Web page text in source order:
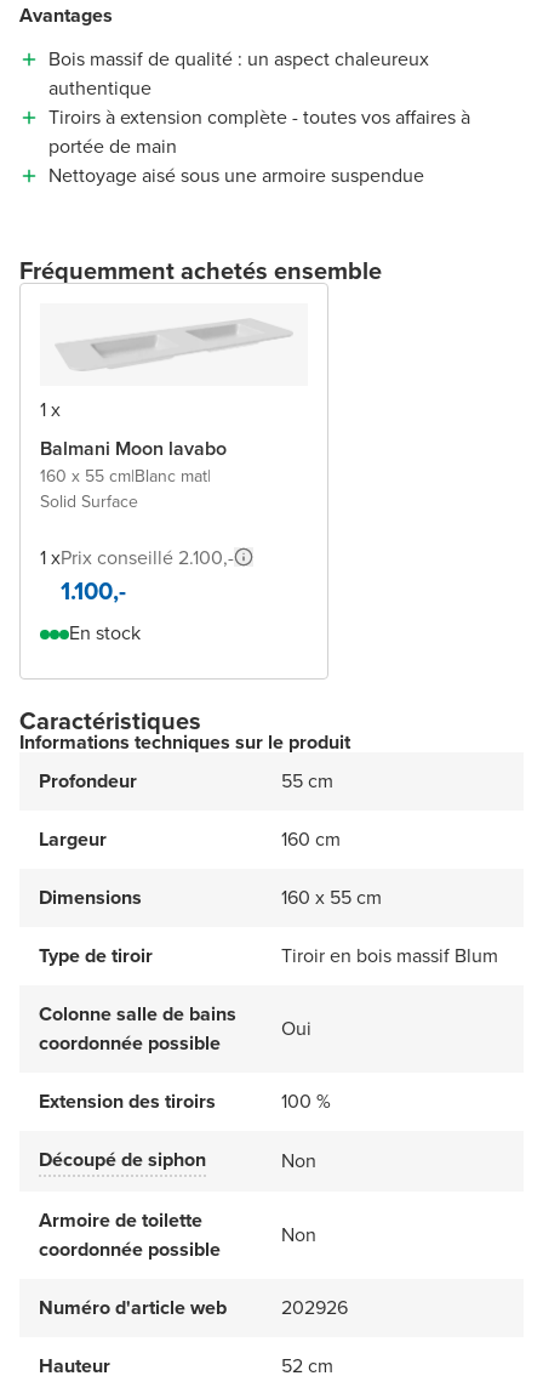
Avantages
Bois massif de qualité : un aspect chaleureux
authentique
Tiroirs à extension complète - toutes vos affaires à
portée de main
Nettoyage aisé sous une armoire suspendue
Fréquemment achetés ensemble
1 x
Balmani Moon lavabo
160 x 55 cm|Blanc mat|
Solid Surface
1 xPrix conseillé 2.100,-
1.100,-
En stock
Caractéristiques
Informations techniques sur le produit
Profondeur
55 cm
Largeur 160 cm
Dimensions 160 x 55 cm
Type de tiroir Tiroir en bois massif Blum
Colonne salle de bains
coordonnée possible
Oui
Extension des tiroirs 100 %
Découpé de siphon Non
Armoire de toilette
coordonnée possible
Non
Numéro d'article web 202926
Hauteur 52 cm